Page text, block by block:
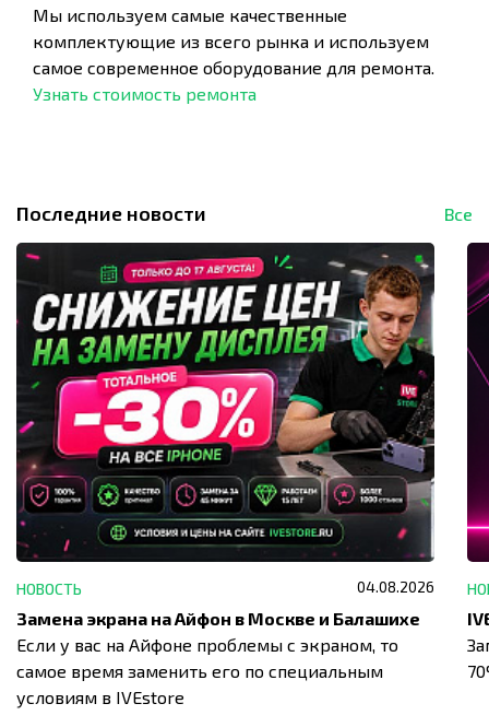
Мы используем самые качественные
комплектующие из всего рынка и используем
самое современное оборудование для ремонта.
Узнать стоимость ремонта
Последние новости Все
НОВОСТЬ 04.08.2026
Замена экрана на Айфон в Москве и Балашихе
Если у вас на Айфоне проблемы с экраном, то
самое время заменить его по специальным
условиям в IVEstore